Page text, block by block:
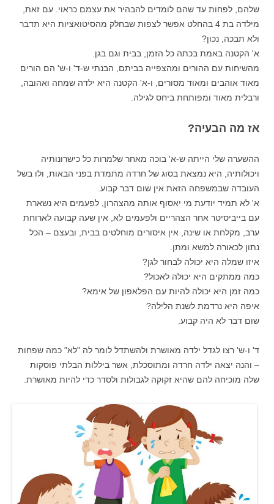
שלהם, לפחות עד שהם לומדים להבהיר את עצמם כראוי. עם זאת,
מילדה בת 4 בהחלט אפשר לצפות שבחלק מהסיטואציות היא תדבר
ולא תבכה, נכון?
א' הקטנה באמת בכתה כל הזמן, בבית וגם בגן.
מהשיחות עם ההורים ומהצפייה בביתם, הבנתי ש-ד' ו-ש' הם הורים
מאוד אוהבים ומאוד מסורים, ו-א' הקטנה היא ילדה שמחה ואהובה,
ורבלית מאוד ומפותחת ביחס לגילה.
אז מה הבעיה?
ההשערה שלי הייתה ש-א' בוכה מאחר שלמרות כל כישרונותיה
ויכולותיה, היא נמצאת בסוג של חרדה מתמדת בפני הבאות, ולו בשל
העובדה שבמשפחה הזאת אין שום דבר קבוע.
א' לא תמיד יודעת מי יאסוף אותה מהצהרון, לפעמים היא נשארת
עם בייביסיטר אחר הצהריים ולפעמים לא, אין שעה קבועה לארוחת
ערב, מקלחת או שינה, אין איסורים מוחלטים בבית, ובעצם – הכל
נתון לכאורה למשא ומתן.
איזו שמלה היא יכולה לבחור לגן?
כמה ממתקים היא יכולה לאכול?
כמה זמן היא יכולה להיות עם הפלאפון של אימא?
איפה היא נרדמת לשנת הלילה?
שום דבר לא היה קבוע.
ד' ו-ש' רצו לגדל ילדה מאושרת ולהשתדל לומר לה "לא" כמה שפחות
– והנה יצאה ילדה חרדה ומתוסכלת, אשר ביללות הבלתי פוסקות
שלה מוכיחה להם שהיא זקוקה לגבולות ולסדר כדי להיות מאושרת.